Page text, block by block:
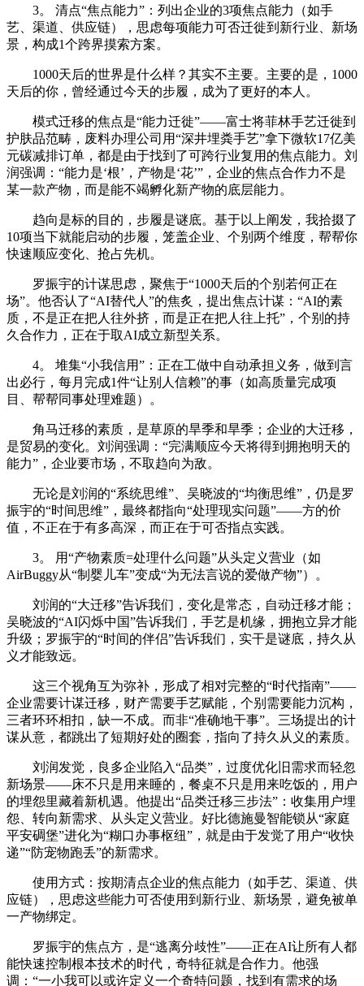
3。 清点“焦点能力”：列出企业的3项焦点能力（如手
艺、渠道、供应链），思虑每项能力可否迁徙到新行业、新场
景，构成1个跨界摸索方案。
1000天后的世界是什么样？其实不主要。主要的是，1000
天后的你，曾经通过今天的步履，成为了更好的本人。
模式迁移的焦点是“能力迁徙”——富士将菲林手艺迁徙到
护肤品范畴，废料办理公司用“深井埋粪手艺”拿下微软17亿美
元碳减排订单，都是由于找到了可跨行业复用的焦点能力。刘
润强调：“能力是‘根’，产物是‘花’”，企业的焦点合作力不是
某一款产物，而是能不竭孵化新产物的底层能力。
趋向是标的目的，步履是谜底。基于以上阐发，我拾掇了
10项当下就能启动的步履，笼盖企业、个别两个维度，帮帮你
快速顺应变化、抢占先机。
罗振宇的计谋思虑，聚焦于“1000天后的个别若何正在
场”。他否认了“AI替代人”的焦炙，提出焦点计谋：“AI的素
质，不是正在把人往外挤，而是正在把人往上托”，个别的持
久合作力，正在于取AI成立新型关系。
4。 堆集“小我信用”：正在工做中自动承担义务，做到言
出必行，每月完成1件“让别人信赖”的事（如高质量完成项
目、帮帮同事处理难题）。
角马迁移的素质，是草原的旱季和旱季；企业的大迁移，
是贸易的变化。刘润强调：“完满顺应今天将得到拥抱明天的
能力”，企业要市场，不取趋向为敌。
无论是刘润的“系统思维”、吴晓波的“均衡思维”，仍是罗
振宇的“时间思维”，最终都指向“处理现实问题”——方的价
值，不正在于有多高深，而正在于可否指点实践。
3。 用“产物素质=处理什么问题”从头定义营业（如
AirBuggy从“制婴儿车”变成“为无法言说的爱做产物”）。
刘润的“大迁移”告诉我们，变化是常态，自动迁移才能；
吴晓波的“AI闪烁中国”告诉我们，手艺是机缘，拥抱立异才能
升级；罗振宇的“时间的伴侣”告诉我们，实干是谜底，持久从
义才能致远。
这三个视角互为弥补，形成了相对完整的“时代指南”——
企业需要计谋迁移，财产需要手艺赋能，个别需要能力沉构，
三者环环相扣，缺一不成。而非“准确地干事”。三场提出的计
谋从意，都跳出了短期好处的圈套，指向了持久从义的素质。
刘润发觉，良多企业陷入“品类”，过度优化旧需求而轻忽
新场景——床不只是用来睡的，餐桌不只是用来吃饭的，用户
的埋怨里藏着新机遇。他提出“品类迁移三步法”：收集用户埋
怨、转向新需求、从头定义营业。好比德施曼智能锁从“家庭
平安碉堡”进化为“糊口办事枢纽”，就是由于发觉了用户“收快
递”“防宠物跑丢”的新需求。
使用方式：按期清点企业的焦点能力（如手艺、渠道、供
应链），思虑这些能力可否使用到新行业、新场景，避免被单
一产物绑定。
罗振宇的焦点方，是“逃离分歧性”——正在AI让所有人都
能快速控制根本技术的时代，奇特征就是合作力。他强
调：“一小我可以或许定义一个奇特问题，找到有需求的场